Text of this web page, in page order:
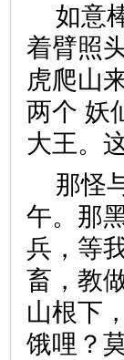
如意
着臂照
虎爬山
两个 妖
大王。
那怪
午。那
兵，等
畜，教
山根下
饿哩？